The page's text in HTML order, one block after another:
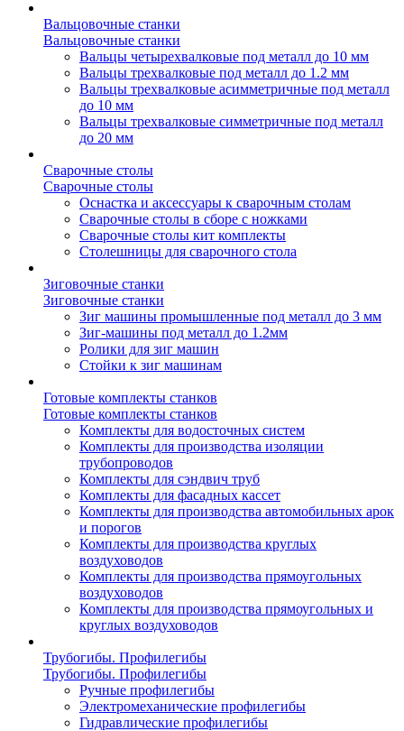
Вальцовочные станки
Вальцовочные станки
Вальцы четырехвалковые под металл до 10 мм
Вальцы трехвалковые под металл до 1.2 мм
Вальцы трехвалковые асимметричные под металл
до 10 мм
Вальцы трехвалковые симметричные под металл
до 20 мм
Сварочные столы
Сварочные столы
Оснастка и аксессуары к сварочным столам
Сварочные столы в сборе с ножками
Сварочные столы кит комплекты
Столешницы для сварочного стола
Зиговочные станки
Зиговочные станки
Зиг машины промышленные под металл до 3 мм
Зиг-машины под металл до 1.2мм
Ролики для зиг машин
Стойки к зиг машинам
Готовые комплекты станков
Готовые комплекты станков
Комплекты для водосточных систем
Комплекты для производства изоляции
трубопроводов
Комплекты для сэндвич труб
Комплекты для фасадных кассет
Комплекты для производства автомобильных арок
и порогов
Комплекты для производства круглых
воздуховодов
Комплекты для производства прямоугольных
воздуховодов
Комплекты для производства прямоугольных и
круглых воздуховодов
Трубогибы. Профилегибы
Трубогибы. Профилегибы
Ручные профилегибы
Электромеханические профилегибы
Гидравлические профилегибы